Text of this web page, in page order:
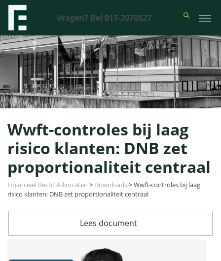
Vragen? Bel 013-2070527
Wwft-controles bij laag
risico klanten: DNB zet
proportionaliteit centraal
Financieel Recht Advocaten > Downloads>Wwft-controles bij laag
risico klanten: DNB zet proportionaliteit centraal
Lees document